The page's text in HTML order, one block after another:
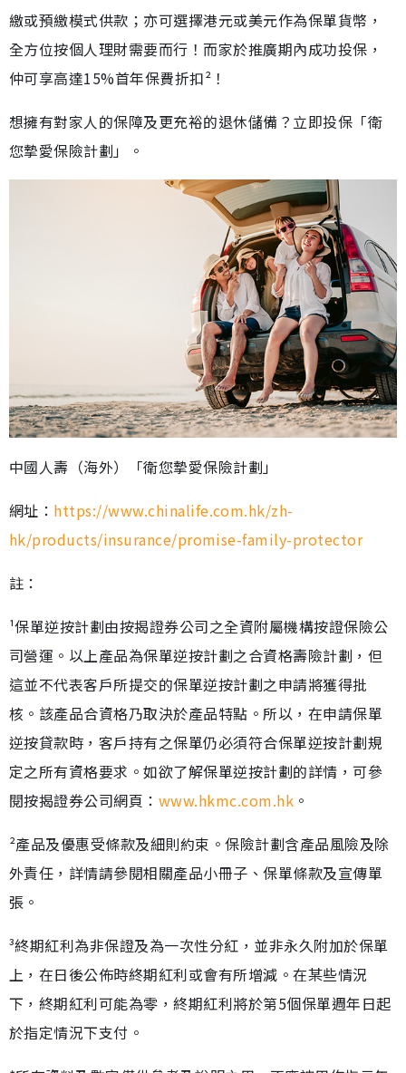
繳或預繳模式供款；亦可選擇港元或美元作為保單貨幣，
全方位按個人理財需要而行！而家於推廣期內成功投保，
仲可享高達15%首年保費折扣²！
想擁有對家人的保障及更充裕的退休儲備？立即投保「衛
您摯愛保險計劃」。
中國人壽（海外）「衛您摯愛保險計劃」
網址： https://www.chinalife.com.hk/zh-
hk/products/insurance/promise-family-protector
註：
¹保單逆按計劃由按揭證券公司之全資附屬機構按證保險公
司營運。以上產品為保單逆按計劃之合資格壽險計劃，但
這並不代表客戶所提交的保單逆按計劃之申請將獲得批
核。該產品合資格乃取決於產品特點。所以，在申請保單
逆按貸款時，客戶持有之保單仍必須符合保單逆按計劃規
定之所有資格要求。如欲了解保單逆按計劃的詳情，可參
閱按揭證券公司網頁： www.hkmc.com.hk 。
²產品及優惠受條款及細則約束。保險計劃含產品風險及除
外責任，詳情請參閱相關產品小冊子、保單條款及宣傳單
張。
³終期紅利為非保證及為一次性分紅，並非永久附加於保單
上，在日後公佈時終期紅利或會有所增減。在某些情況
下，終期紅利可能為零，終期紅利將於第5個保單週年日起
於指定情況下支付。